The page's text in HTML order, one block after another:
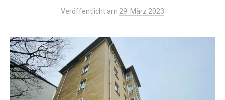
Veröffentlicht am 29. März 2023